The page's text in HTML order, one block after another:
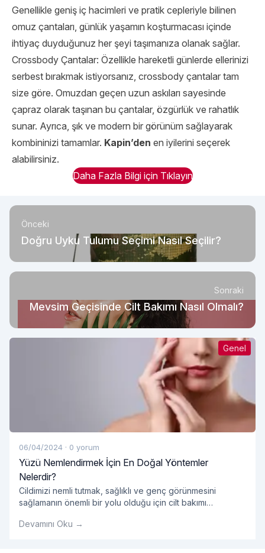
Genellikle geniş iç hacimleri ve pratik cepleriyle bilinen
omuz çantaları, günlük yaşamın koşturmacası içinde
ihtiyaç duyduğunuz her şeyi taşımanıza olanak sağlar.
Crossbody Çantalar: Özellikle hareketli günlerde ellerinizi
serbest bırakmak istiyorsanız, crossbody çantalar tam
size göre. Omuzdan geçen uzun askıları sayesinde
çapraz olarak taşınan bu çantalar, özgürlük ve rahatlık
sunar. Ayrıca, şık ve modern bir görünüm sağlayarak
kombininizi tamamlar. Kapin’den en iyilerini seçerek
alabilirsiniz.
Daha Fazla Bilgi için Tıklayın
Önceki
Doğru Uyku Tulumu Seçimi Nasıl Seçilir?
Sonraki
Mevsim Geçisinde Cilt Bakımı Nasıl Olmalı?
Genel
06/04/2024 · 0 yorum
Yüzü Nemlendirmek İçin En Doğal Yöntemler
Nelerdir?
Cildimizi nemli tutmak, sağlıklı ve genç görünmesini
sağlamanın önemli bir yolu olduğu için cilt bakımı
pazarlanan kozmetik ürün kimyasal içeriklerle dolu olabilir
Devamını Oku →